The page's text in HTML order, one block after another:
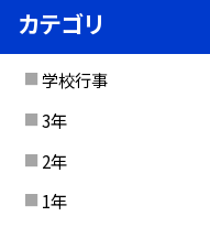
カテゴリ
学校行事
3年
2年
1年